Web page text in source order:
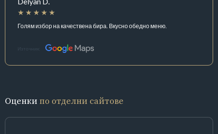
Голям избор на качествена бира. Вкусно обедно меню.
Източник:
Оценки по отделни сайтове